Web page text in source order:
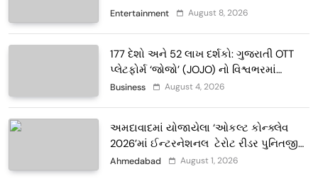
Entertainment August 8, 2026
177 દેશો અને 52 લાખ દર્શકો: ગુજરાતી OTT
પ્લેટફોર્મ ‘જોજો’ (JOJO) નો વિશ્વભરમાં
દબદબો
Business August 4, 2026
અમદાવાદમાં યોજાયેલા ‘ઓકલ્ટ કોન્ક્લેવ
2026’માં ઈન્ટરનેશનલ ટેરોટ રીડર પુનિતજી
લુલ્લા એ ટેરોટ કાર્ડ રીડિંગ અંગે માહિતી આપી
Ahmedabad August 1, 2026